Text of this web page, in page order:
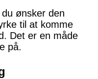
ønsker den
til at komme
Det er en måde
på.